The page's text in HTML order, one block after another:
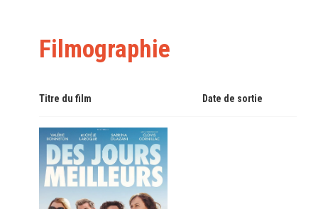
Filmographie
Titre du film Date de sortie